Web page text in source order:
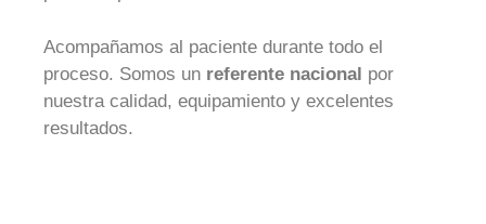
Acompañamos al paciente durante todo el
proceso. Somos un referente nacional por
nuestra calidad, equipamiento y excelentes
resultados.